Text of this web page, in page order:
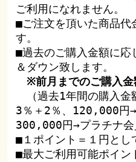
ご利用になれません。
■ご注文を頂いた商品代
す。
■過去のご購入金額に応
＆ダウン致します。
※前月までのご購入
（過去1年間の購入
3％＋2％、120,000円
300,000円→プラチナ会
■１ポイント＝１円とし
■最大ご利用可能ポイン